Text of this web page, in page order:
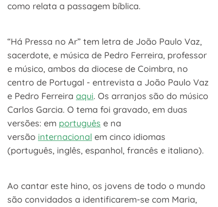
como relata a passagem bíblica.
“Há Pressa no Ar” tem letra de João Paulo Vaz,
sacerdote, e música de Pedro Ferreira, professor
e músico, ambos da diocese de Coimbra, no
centro de Portugal - entrevista a João Paulo Vaz
e Pedro Ferreira aqui. Os arranjos são do músico
Carlos Garcia. O tema foi gravado, em duas
versões: em português e na
versão internacional em cinco idiomas
(português, inglês, espanhol, francês e italiano).
Ao cantar este hino, os jovens de todo o mundo
são convidados a identificarem-se com Maria,